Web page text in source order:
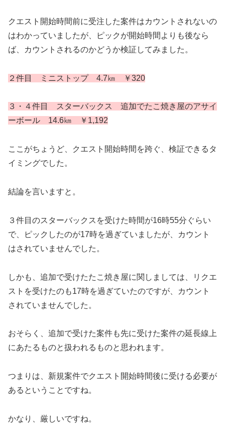
クエスト開始時間前に受注した案件はカウントされないの
はわかっていましたが、ピックが開始時間よりも後なら
ば、カウントされるのかどうか検証してみました。
２件目 ミニストップ 4.7㎞ ￥320
３・４件目 スターバックス 追加でたこ焼き屋のアサイ
ーボール 14.6㎞ ￥1,192
ここがちょうど、クエスト開始時間を跨ぐ、検証できるタ
イミングでした。
結論を言いますと。
３件目のスターバックスを受けた時間が16時55分ぐらい
で、ピックしたのが17時を過ぎていましたが、カウント
はされていませんでした。
しかも、追加で受けたたこ焼き屋に関しましては、リクエ
ストを受けたのも17時を過ぎていたのですが、カウント
されていませんでした。
おそらく、追加で受けた案件も先に受けた案件の延長線上
にあたるものと扱われるものと思われます。
つまりは、新規案件でクエスト開始時間後に受ける必要が
あるということですね。
かなり、厳しいですね。